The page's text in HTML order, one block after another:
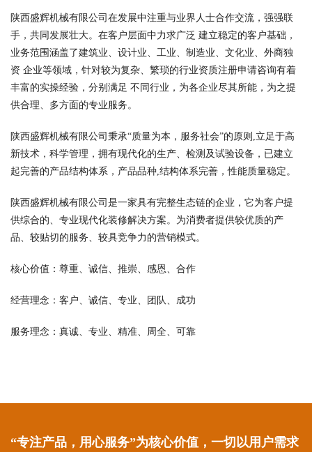
陕西盛辉机械有限公司在发展中注重与业界人士合作交流，强强联
手，共同发展壮大。在客户层面中力求广泛 建立稳定的客户基础，
业务范围涵盖了建筑业、设计业、工业、制造业、文化业、外商独
资 企业等领域，针对较为复杂、繁琐的行业资质注册申请咨询有着
丰富的实操经验，分别满足 不同行业，为各企业尽其所能，为之提
供合理、多方面的专业服务。
陕西盛辉机械有限公司秉承“质量为本，服务社会”的原则,立足于高
新技术，科学管理，拥有现代化的生产、检测及试验设备，已建立
起完善的产品结构体系，产品品种,结构体系完善，性能质量稳定。
陕西盛辉机械有限公司是一家具有完整生态链的企业，它为客户提
供综合的、专业现代化装修解决方案。为消费者提供较优质的产
品、较贴切的服务、较具竞争力的营销模式。
核心价值：尊重、诚信、推崇、感恩、合作
经营理念：客户、诚信、专业、团队、成功
服务理念：真诚、专业、精准、周全、可靠
“专注产品，用心服务”为核心价值，一切以用户需求